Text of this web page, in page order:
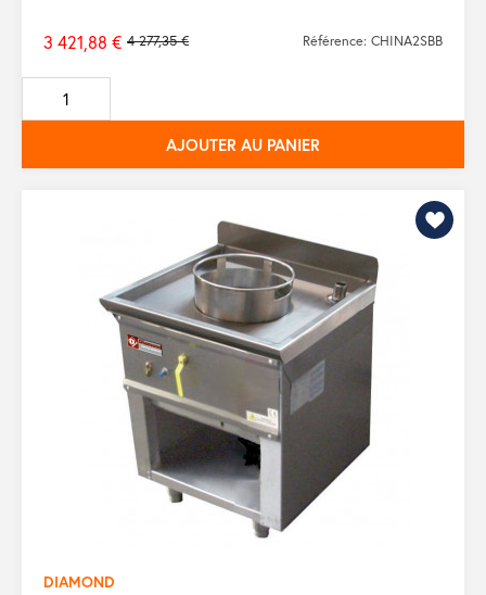
Prix
de
base
4 277,35 €
3 421,88 € Référence: CHINA2SBB
AJOUTER AU PANIER
DIAMOND